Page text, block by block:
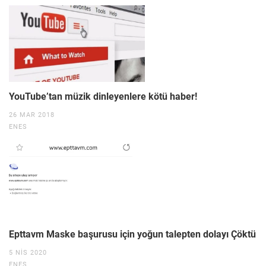
YouTube’tan müzik dinleyenlere kötü haber!
26 MAR 2018
ENES
Epttavm Maske başurusu için yoğun talepten dolayı Çöktü
5 NIS 2020